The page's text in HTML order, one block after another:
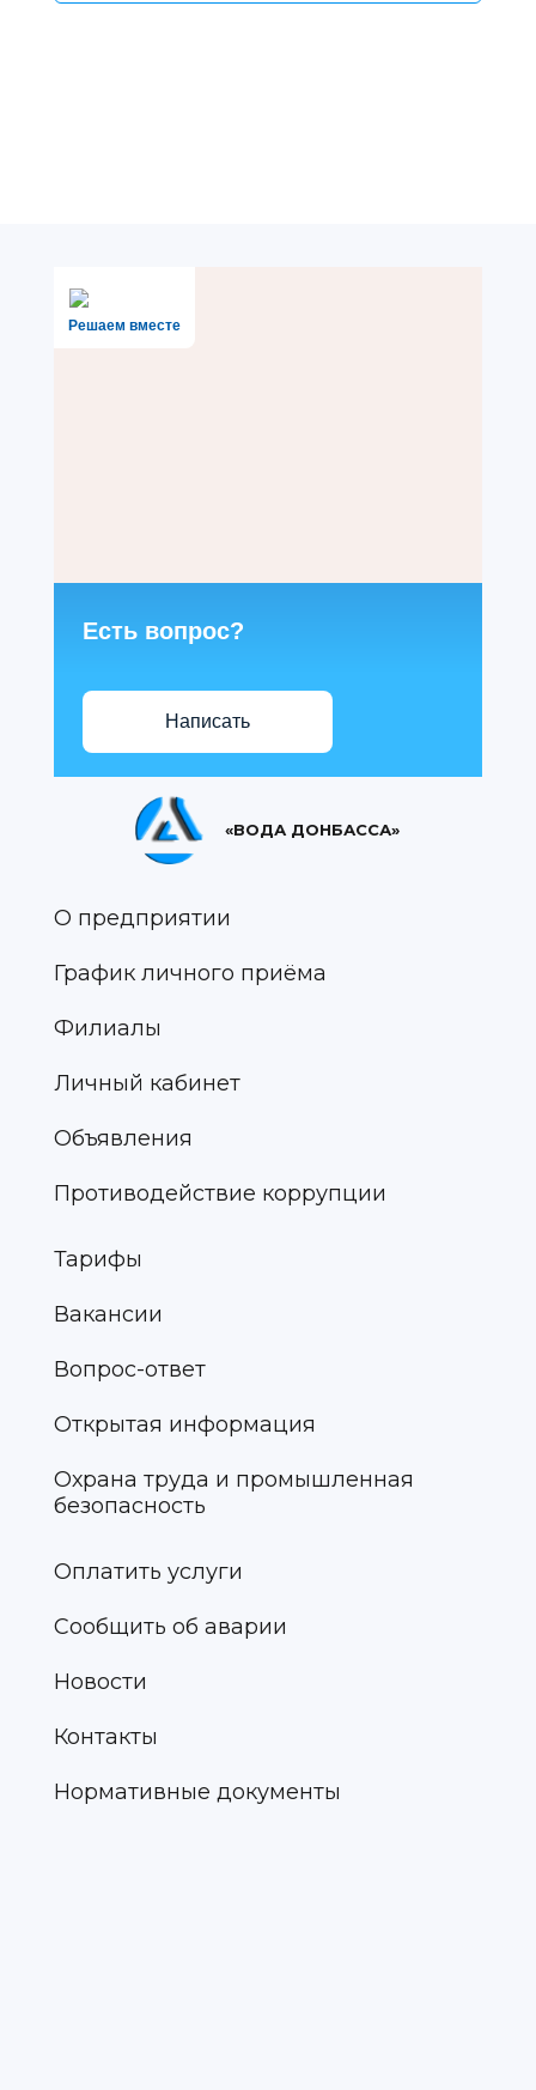
Решаем вместе
Есть вопрос?
Написать
«ВОДА ДОНБАССА»
О предприятии
График личного приёма
Филиалы
Личный кабинет
Объявления
Противодействие коррупции
Тарифы
Вакансии
Вопрос-ответ
Открытая информация
Охрана труда и промышленная
безопасность
Оплатить услуги
Сообщить об аварии
Новости
Контакты
Нормативные документы